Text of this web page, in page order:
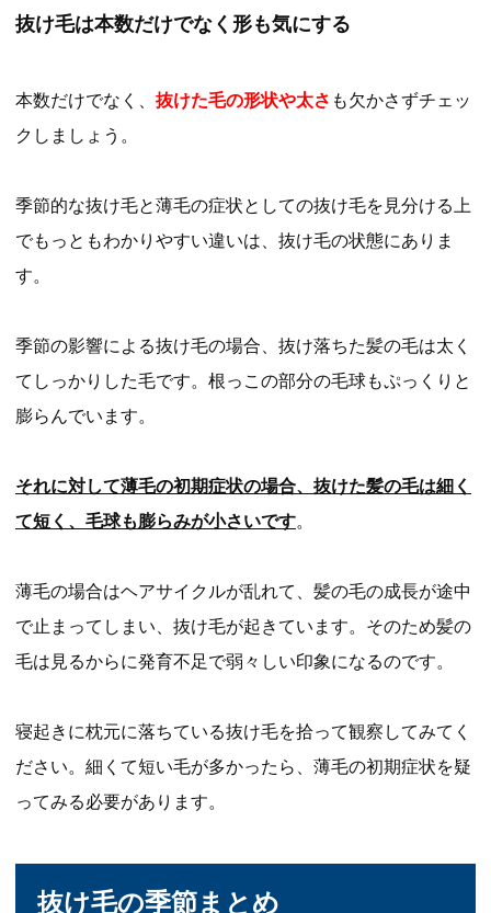
抜け毛は本数だけでなく形も気にする
本数だけでなく、 抜けた毛の形状や太さ も欠かさずチェッ
クしましょう。
季節的な抜け毛と薄毛の症状としての抜け毛を見分ける上
でもっともわかりやすい違いは、抜け毛の状態にありま
す。
季節の影響による抜け毛の場合、抜け落ちた髪の毛は太く
てしっかりした毛です。根っこの部分の毛球もぷっくりと
膨らんでいます。
それに対して薄毛の初期症状の場合、抜けた髪の毛は細く
て短く、毛球も膨らみが小さいです。
薄毛の場合はヘアサイクルが乱れて、髪の毛の成長が途中
で止まってしまい、抜け毛が起きています。そのため髪の
毛は見るからに発育不足で弱々しい印象になるのです。
寝起きに枕元に落ちている抜け毛を拾って観察してみてく
ださい。細くて短い毛が多かったら、薄毛の初期症状を疑
ってみる必要があります。
抜け毛の季節まとめ